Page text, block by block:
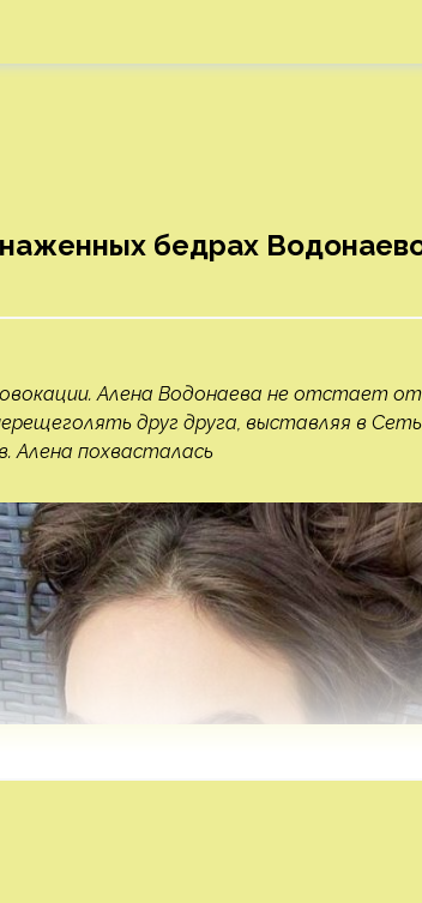
бедрах
Алена Водонаева не отстает
друг друга, выставляя в
Алена похвасталась